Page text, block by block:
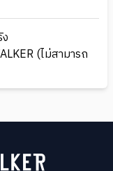
(ไม่สามารถ